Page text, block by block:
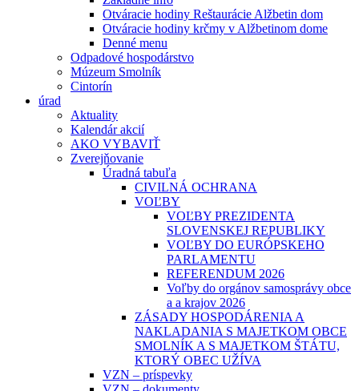
Otváracie hodiny Reštaurácie Alžbetin dom
Otváracie hodiny krčmy v Alžbetinom dome
Denné menu
Odpadové hospodárstvo
Múzeum Smolník
Cintorín
úrad
Aktuality
Kalendár akcií
AKO VYBAVIŤ
Zverejňovanie
Úradná tabuľa
CIVILNÁ OCHRANA
VOĽBY
VOĽBY PREZIDENTA
SLOVENSKEJ REPUBLIKY
VOĽBY DO EURÓPSKEHO
PARLAMENTU
REFERENDUM 2026
Voľby do orgánov samosprávy obce
a a krajov 2026
ZÁSADY HOSPODÁRENIA A
NAKLADANIA S MAJETKOM OBCE
SMOLNÍK A S MAJETKOM ŠTÁTU,
KTORÝ OBEC UŽÍVA
VZN – príspevky